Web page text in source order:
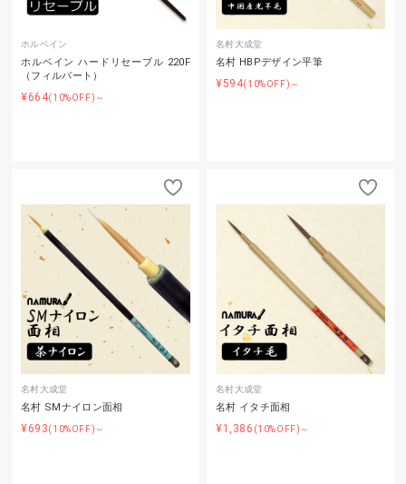
ホルベイン
ホルベイン ハードリセーブル 220F
（フィルバート）
¥664(10%OFF)～
名村大成堂
名村 HBPデザイン平筆
¥594(10%OFF)～
名村大成堂
名村 SMナイロン面相
¥693(10%OFF)～
名村大成堂
名村 イタチ面相
¥1,386 (10%OFF)～